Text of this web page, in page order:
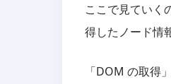
ここで見ていく
得したノード情
「DOM の取得